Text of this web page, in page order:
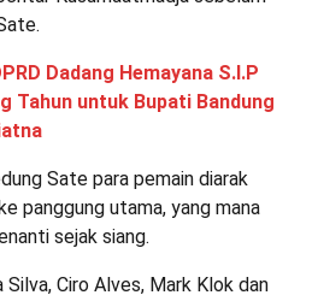
Dadang Hemayana S.I.P
Tahun untuk Bupati Bandung
Sate para pemain diarak
panggung utama, yang mana
sejak siang.
Ciro Alves, Mark Klok dan